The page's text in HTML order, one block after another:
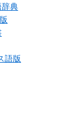
辞典
語版